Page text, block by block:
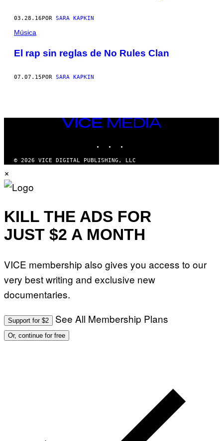
03.28.16POR SARA KAPKIN
Música
El rap sin reglas de No Rules Clan
07.07.15POR SARA KAPKIN
VICE
MEDIA
© 2026 VICE DIGITAL PUBLISHING, LLC
×
KILL THE ADS FOR
JUST $2 A MONTH
VICE membership also gives you access to our
very best writing and exclusive new
documentaries.
Support for $2 See All Membership Plans
Or, continue for free